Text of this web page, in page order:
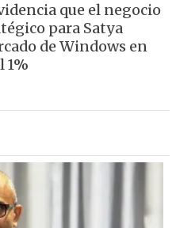
que el negocio
para Satya
de Windows en
1%